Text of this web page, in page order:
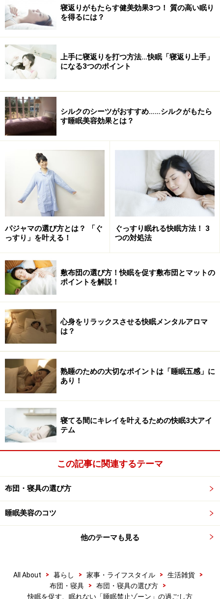
大きくなるので入眠がスムーズに。
逆に、消化に負担がかかるものや遅い時間の食事は逆に
快眠の妨げになるので、要注意です。どうしても仕事の
都合で帰宅が遅い時間になり、そこから夕食を食べてい
るという方の場合は、睡眠禁止ゾーンに1度おにぎりな
どを食べておき、帰宅後は野菜スープなど消化に負担の
かからないものを食べるというような分食法を取り入れ
るのがおすすめですよ。
「熱めのお風呂に入る」
入浴中のマッサージやパックでリラックス効果倍増！
夏だとついつい湯船にはつからずシャワーだけで済ませ
てしまう人が多いですが、湯船につかることは快眠をサ
ポートするための大切な習慣なので、とてもおすすめで
す。快眠促進のためには「40℃程度のぬるめのお湯」・
「全身浴」・「20分程度」という3つのルールがありま
すが、睡眠禁止帯に入浴する場合には40℃以上の熱めの
気分や疲れの具合に合わせて入浴剤を使い分ければ、入
ラックスした状態で就寝モードに切り替わっていくこと
ができます。
寝返りがもたらす健美効果3つ！ 質の高い眠り
を得るには？
上手に寝返りを打つ方法…快眠「寝返り上手」
になる3つのポイント
シルクのシーツがおすすめ……シルクがもたら
す睡眠美容効果とは？
パジャマの選び方とは？ 「ぐ
っすり」を叶える！
ぐっすり眠れる快眠方法！ 3
つの対処法
敷布団の選び方！快眠を促す敷布団とマットの
ポイントを解説！
心身をリラックスさせる快眠メンタルアロマ
は？
熟睡のための大切なポイントは「睡眠五感」に
あり！
寝てる間にキレイを叶えるための快眠3大アイ
テム
この記事に関連するテーマ
布団・寝具の選び方
睡眠美容のコツ
他のテーマも見る
All About > 暮らし > 家事・ライフスタイル > 生活雑貨
>
布団・寝具
> 布団・寝具の選び方
>
快眠を促す、眠れない「睡眠禁止ゾーン」の過ごし方